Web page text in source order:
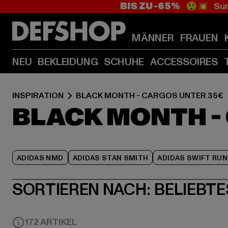
BIS ZU -65% 😲💥
MÄNNER FRAUEN
NEU BEKLEIDUNG SCHUHE ACCESSOIRES
INSPIRATION BLACK MONTH - CARGOS UNTER 35€
BLACK MONTH
ADIDAS NMD ADIDAS STAN SMITH ADIDAS SWIFT RUN
SORTIEREN NACH:
172 ARTIKEL